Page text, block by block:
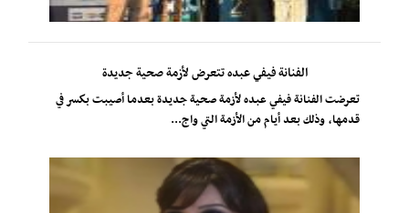
الفنانة فيفي عبده تتعرض لأزمة صحية جديدة
تعرضت الفنانة فيفي عبده لأزمة صحية جديدة بعدما أصيبت بكسر في
قدمها، وذلك بعد أيام من الأزمة التي واج...